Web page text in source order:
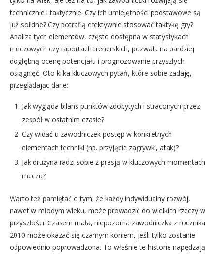
technicznie i taktycznie. Czy ich umiejętności podstawowe są
już solidne? Czy potrafią efektywnie stosować taktykę gry?
Analiza tych elementów, często dostępna w statystykach
meczowych czy raportach trenerskich, pozwala na bardziej
dogłębną ocenę potencjału i prognozowanie przyszłych
osiągnięć. Oto kilka kluczowych pytań, które sobie zadaję,
przeglądając dane:
Jak wygląda bilans punktów zdobytych i straconych przez
zespół w ostatnim czasie?
Czy widać u zawodniczek postęp w konkretnych
elementach techniki (np. przyjęcie zagrywki, atak)?
Jak drużyna radzi sobie z presją w kluczowych momentach
meczu?
Warto też pamiętać o tym, że każdy indywidualny rozwój,
nawet w młodym wieku, może prowadzić do wielkich rzeczy w
przyszłości. Czasem mała, niepozorna zawodniczka z rocznika
2010 może okazać się czarnym koniem, jeśli tylko zostanie
odpowiednio poprowadzona. To właśnie te historie napędzają